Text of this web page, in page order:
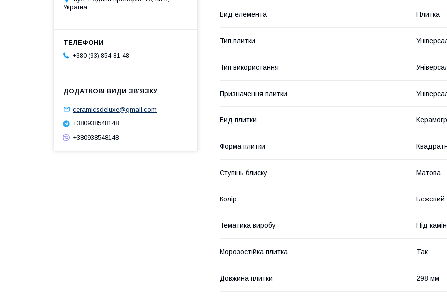
Вид елемента Плитка
Тип плитки
Тип використання
Призначення плитки
Вид плитки
Форма плитки
Ступінь блиску Матова
Колір Бежевий
Тематика виробу Під
Морозостійка плитка Так
Довжина плитки 298 мм
Україна
+380 (93) 854-81-48
ceramicsdeluxe@gmail.com
+380938548148
+380938548148